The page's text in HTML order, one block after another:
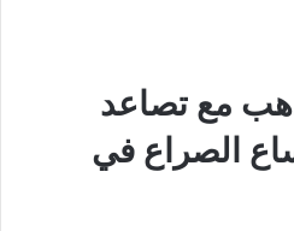
مع تصاعد
الصراع في